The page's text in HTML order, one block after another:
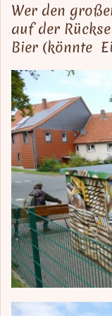
Wer den
auf der
Bier (könnte